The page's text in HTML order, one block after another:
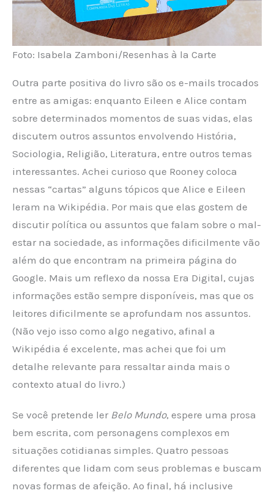
Foto: Isabela Zamboni/Resenhas à la Carte
Outra parte positiva do livro são os e-mails trocados
entre as amigas: enquanto Eileen e Alice contam
sobre determinados momentos de suas vidas, elas
discutem outros assuntos envolvendo História,
Sociologia, Religião, Literatura, entre outros temas
interessantes. Achei curioso que Rooney coloca
nessas “cartas” alguns tópicos que Alice e Eileen
leram na Wikipédia. Por mais que elas gostem de
discutir política ou assuntos que falam sobre o mal-
estar na sociedade, as informações dificilmente vão
além do que encontram na primeira página do
Google. Mais um reflexo da nossa Era Digital, cujas
informações estão sempre disponíveis, mas que os
leitores dificilmente se aprofundam nos assuntos.
(Não vejo isso como algo negativo, afinal a
Wikipédia é excelente, mas achei que foi um
detalhe relevante para ressaltar ainda mais o
contexto atual do livro.)
Se você pretende ler Belo Mundo, espere uma prosa
bem escrita, com personagens complexos em
situações cotidianas simples. Quatro pessoas
diferentes que lidam com seus problemas e buscam
novas formas de afeição. Ao final, há inclusive